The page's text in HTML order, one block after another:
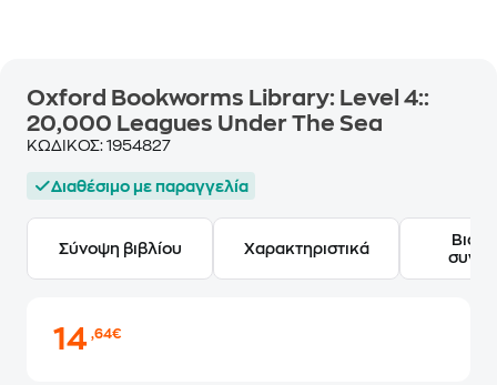
Oxford Bookworms Library: Level 4::
20,000 Leagues Under The Sea
ΚΩΔΙΚΟΣ: 1954827
Διαθέσιμο με παραγγελία
Σύνοψη βιβλίου Χαρακτηριστικά
14,64€